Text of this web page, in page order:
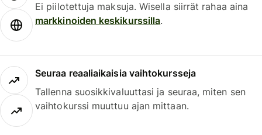
Ei piilotettuja maksuja. Wisella siirrät rahaa aina
markkinoiden keskikurssilla.
Seuraa reaaliaikaisia vaihtokursseja
Tallenna suosikkivaluuttasi ja seuraa, miten sen
vaihtokurssi muuttuu ajan mittaan.